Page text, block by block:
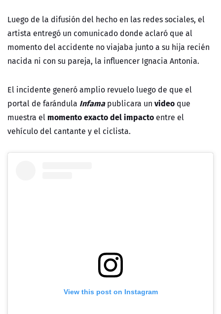
Luego de la difusión del hecho en las redes sociales, el
artista entregó un comunicado donde aclaró que al
momento del accidente no viajaba junto a su hija recién
nacida ni con su pareja, la influencer Ignacia Antonia.
El incidente generó amplio revuelo luego de que el
portal de farándula Infamapublicara un video que
muestra el momento exacto del impacto entre el
vehículo del cantante y el ciclista.
View this post on Instagram